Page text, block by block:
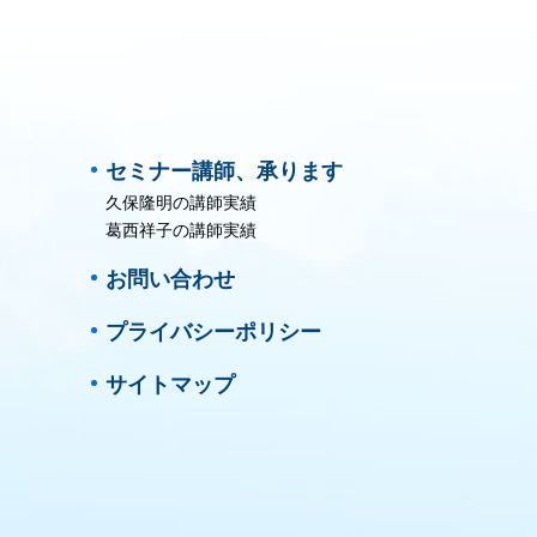
セミナー講師、承ります
久保隆明の講師実績
葛西祥子の講師実績
お問い合わせ
プライバシーポリシー
サイトマップ